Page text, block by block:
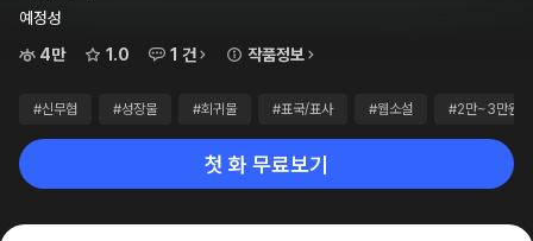
예정성
4만
1.0 1 건 작품정보
#신무협 #성장물 #회귀물 #표국/표사 #웹소설 #2만~3만원
첫 화 무료보기